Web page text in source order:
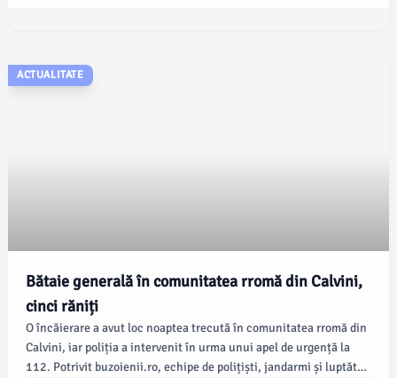
ACTUALITATE
Bătaie generală în comunitatea rromă din Calvini,
cinci răniți
O încăierare a avut loc noaptea trecută în comunitatea rromă din
Calvini, iar poliția a intervenit în urma unui apel de urgență la
112. Potrivit buzoienii.ro, echipe de polițiști, jandarmi și luptători